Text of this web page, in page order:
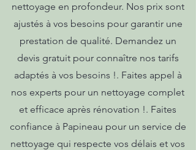
nettoyage en profondeur. Nos prix sont
ajustés à vos besoins pour garantir une
prestation de qualité. Demandez un
devis gratuit pour connaître nos tarifs
adaptés à vos besoins !. Faites appel à
nos experts pour un nettoyage complet
et efficace après rénovation !. Faites
confiance à Papineau pour un service de
nettoyage qui respecte vos délais et vos